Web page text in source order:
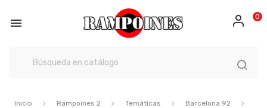
 0
Inicio Rampoines 2 Temáticas
Barcelona 92